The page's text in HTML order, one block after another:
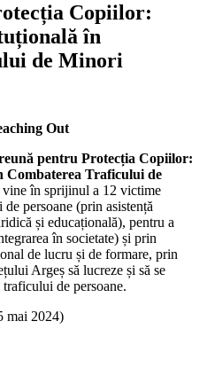
Copiilor:
în
de Minori
Out
pentru Protecția Copiilor:
Traficului de
în sprijinul a 12 victime
persoane (prin asistență
și educațională), pentru a
în societate) și prin
de lucru și de formare, prin
Argeș să lucreze și să se
de persoane.
mai 2024)